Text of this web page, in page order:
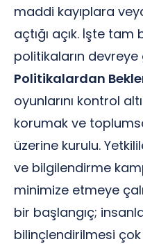
maddi kayıplara
açtığı açık. İşte
politikaların
Politikalardan
oyunlarını kontrol
korumak ve
üzerine kurulu.
ve bilgilendirme
minimize etmeye
bir başlangıç;
bilinçlendirilmesi